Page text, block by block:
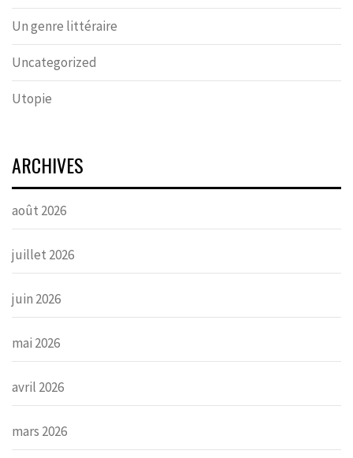
Un genre littéraire
Uncategorized
Utopie
ARCHIVES
août 2026
juillet 2026
juin 2026
mai 2026
avril 2026
mars 2026